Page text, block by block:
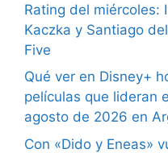
Rating del miércoles:
Kaczka y Santiago
Five
Qué ver en Disney+
películas que lideran
agosto de 2026 en
Con «Dido y Eneas»